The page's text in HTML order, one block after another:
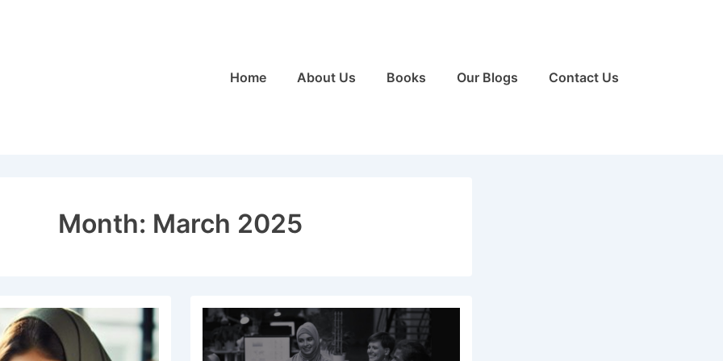
MainHome About Us Books Our Blogs Contact Us
Month: March 2025